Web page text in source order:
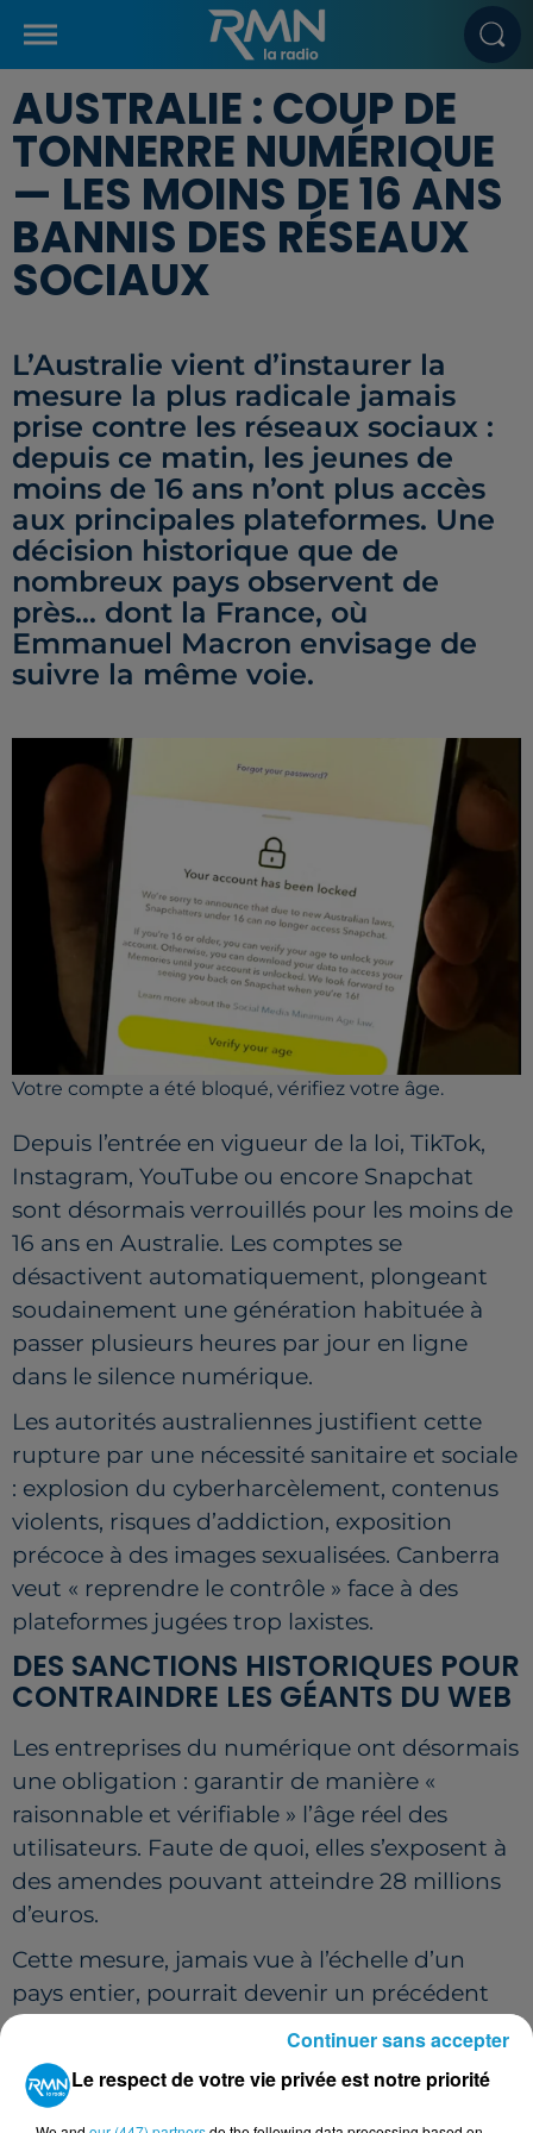
AUSTRALIE : COUP DE
TONNERRE NUMÉRIQUE
— LES MOINS DE 16 ANS
BANNIS DES RÉSEAUX
SOCIAUX
L’Australie vient d’instaurer la
mesure la plus radicale jamais
prise contre les réseaux sociaux :
depuis ce matin, les jeunes de
moins de 16 ans n’ont plus accès
aux principales plateformes. Une
décision historique que de
nombreux pays observent de
près… dont la France, où
Emmanuel Macron envisage de
suivre la même voie.
Votre compte a été bloqué, vérifiez votre âge.
Depuis l’entrée en vigueur de la loi, TikTok,
Instagram, YouTube ou encore Snapchat
sont désormais verrouillés pour les moins de
16 ans en Australie. Les comptes se
désactivent automatiquement, plongeant
soudainement une génération habituée à
passer plusieurs heures par jour en ligne
dans le silence numérique.
Les autorités australiennes justifient cette
rupture par une nécessité sanitaire et sociale
: explosion du cyberharcèlement, contenus
violents, risques d’addiction, exposition
précoce à des images sexualisées. Canberra
veut « reprendre le contrôle » face à des
plateformes jugées trop laxistes.
DES SANCTIONS HISTORIQUES POUR
CONTRAINDRE LES GÉANTS DU WEB
Les entreprises du numérique ont désormais
une obligation : garantir de manière «
raisonnable et vérifiable » l’âge réel des
utilisateurs. Faute de quoi, elles s’exposent à
des amendes pouvant atteindre 28 millions
d’euros.
Cette mesure, jamais vue à l’échelle d’un
pays entier, pourrait devenir un précédent
international. Plusieurs gouvernements
étudient déjà l’efficacité du dispositif.
UNE SOCIÉTÉ PARTAGÉE ENTRE
Le respect de votre vie privée est notre priorité
Continuer sans accepter